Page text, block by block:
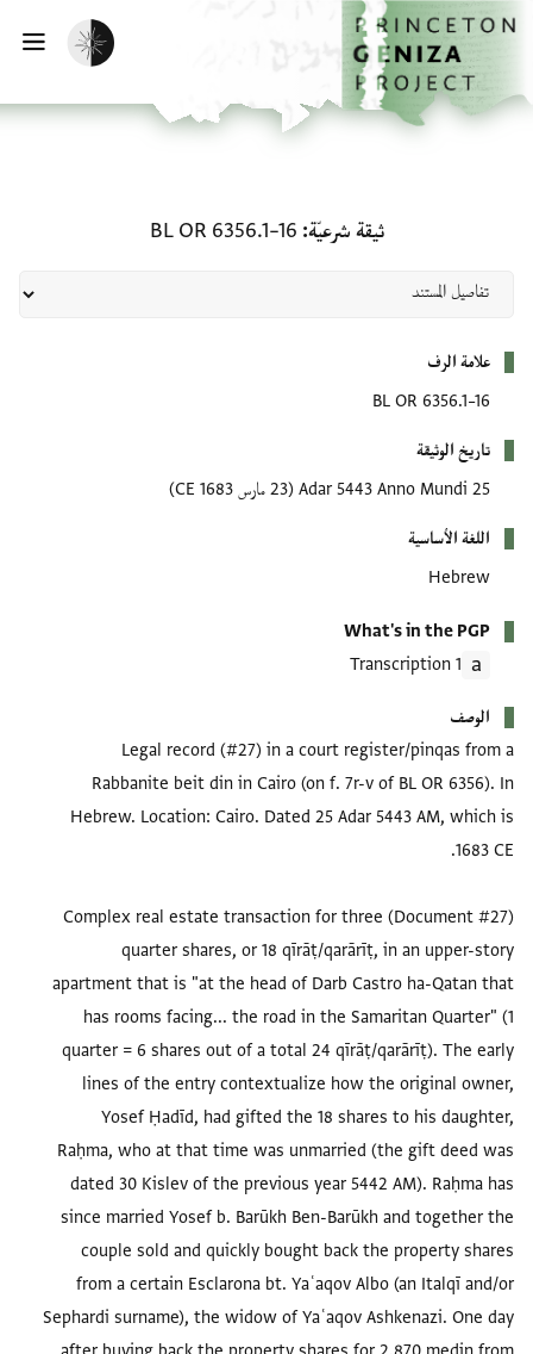
تخطي إلى المحتوى الرئيسي
الصفحة الرئيسية
تفعيل الوضع المظلم
ثيقة شرعيّة BL OR 6356.1–16
علامة الرف
BL OR 6356.1–16
تاريخ الوثيقة
25 Adar 5443 Anno Mundi
(23 مارس 1683 CE)
اللغة الأساسية
Hebrew
What's in the PGP
1 Transcription
الوصف
Legal record (#27) in a court register/pinqas from a
Rabbanite beit din in Cairo (on f. 7r-v of BL OR 6356). In
Hebrew. Location: Cairo. Dated 25 Adar 5443 AM, which is
(Document #27) Complex real estate transaction for three
quarter shares, or 18 qīrāṭ/qarārīṭ, in an upper-story
apartment that is "at the head of Darb Castro ha-Qatan that
has rooms facing... the road in the Samaritan Quarter" (1
quarter = 6 shares out of a total 24 qīrāṭ/qarārīṭ). The early
lines of the entry contextualize how the original owner,
Yosef Ḥadīd, had gifted the 18 shares to his daughter,
Raḥma, who at that time was unmarried (the gift deed was
dated 30 Kislev of the previous year 5442 AM). Raḥma has
since married Yosef b. Barūkh Ben-Barūkh and together the
couple sold and quickly bought back the property shares
from a certain Esclarona bt. Yaʿaqov Albo (an Italqī and/or
Sephardi surname), the widow of Yaʿaqov Ashkenazi. One day